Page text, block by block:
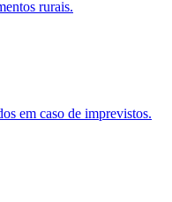
rurais.
em caso de imprevistos.